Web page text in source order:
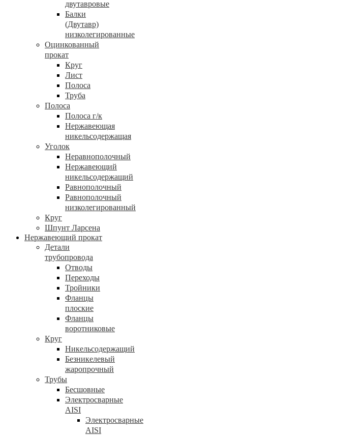
двутавровые
Балки
(Двутавр)
низколегированные
Оцинкованный
прокат
Круг
Лист
Полоса
Труба
Полоса
Полоса г/к
Нержавеющая
никельсодержащая
Уголок
Неравнополочный
Нержавеющий
никельсодержащий
Равнополочный
Равнополочный
низколегированный
Круг
Шпунт Ларсена
Нержавеющий прокат
Детали
трубопровода
Отводы
Переходы
Тройники
Фланцы
плоские
Фланцы
воротниковые
Круг
Никельсодержащий
Безникелевый
жаропрочный
Трубы
Бесшовные
Электросварные
AISI
Электросварные
AISI